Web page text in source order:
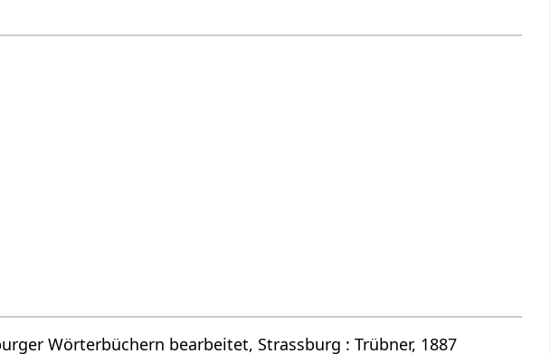
Wörterbüchern bearbeitet, Strassburg : Trübner, 1887